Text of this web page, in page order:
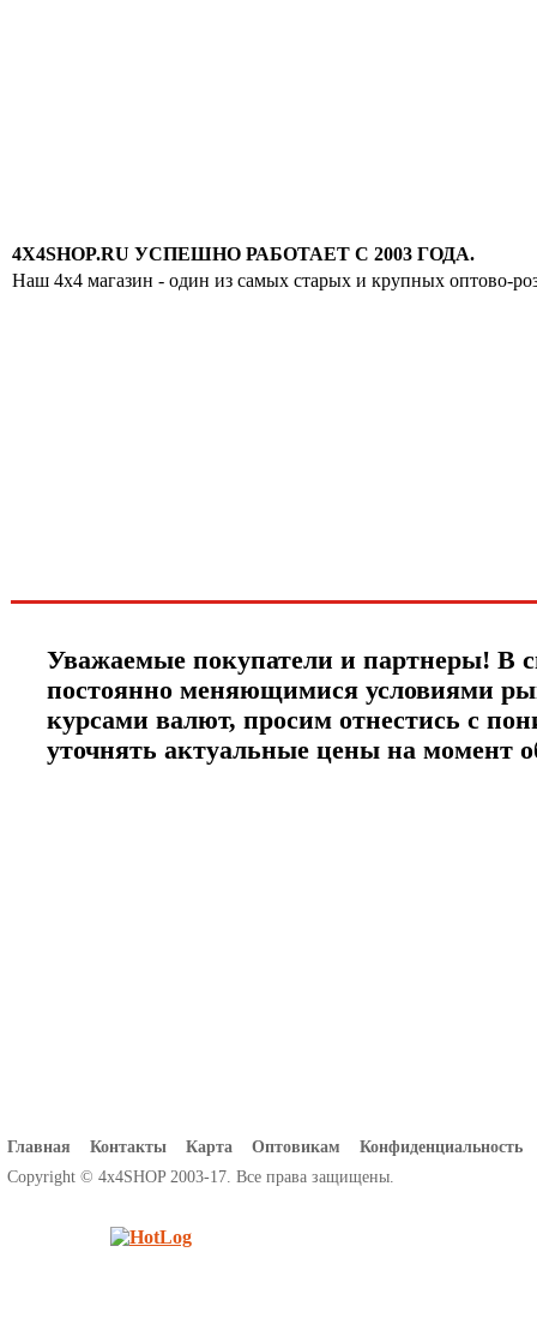
4X4SHOP.RU УСПЕШНО РАБОТАЕТ С 2003 ГОДА.
Наш 4x4 магазин - один из самых старых и крупных оптово-
Уважаемые покупатели и партнеры! В
постоянно меняющимися условиями
курсами валют, просим отнестись с
уточнять актуальные цены на момент
Главная Контакты Карта Оптовикам
Конфиденциальность
Copyright © 4x4SHOP 2003-17. Все права защищены.